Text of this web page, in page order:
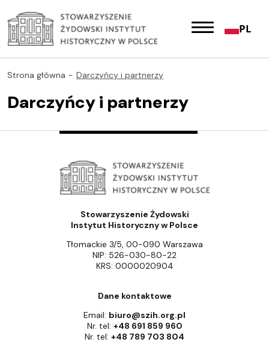
PL
Strona główna Darczyńcy i partnerzy
Darczyńcy i partnerzy
Stowarzyszenie Żydowski
Instytut Historyczny w Polsce
Tłomackie 3/5, 00-090 Warszawa
NIP: 526-030-80-22
KRS: 0000020904
Dane kontaktowe
Email: biuro@szih.org.pl
Nr. tel: +48 691 859 960
Nr. tel: +48 789 703 804